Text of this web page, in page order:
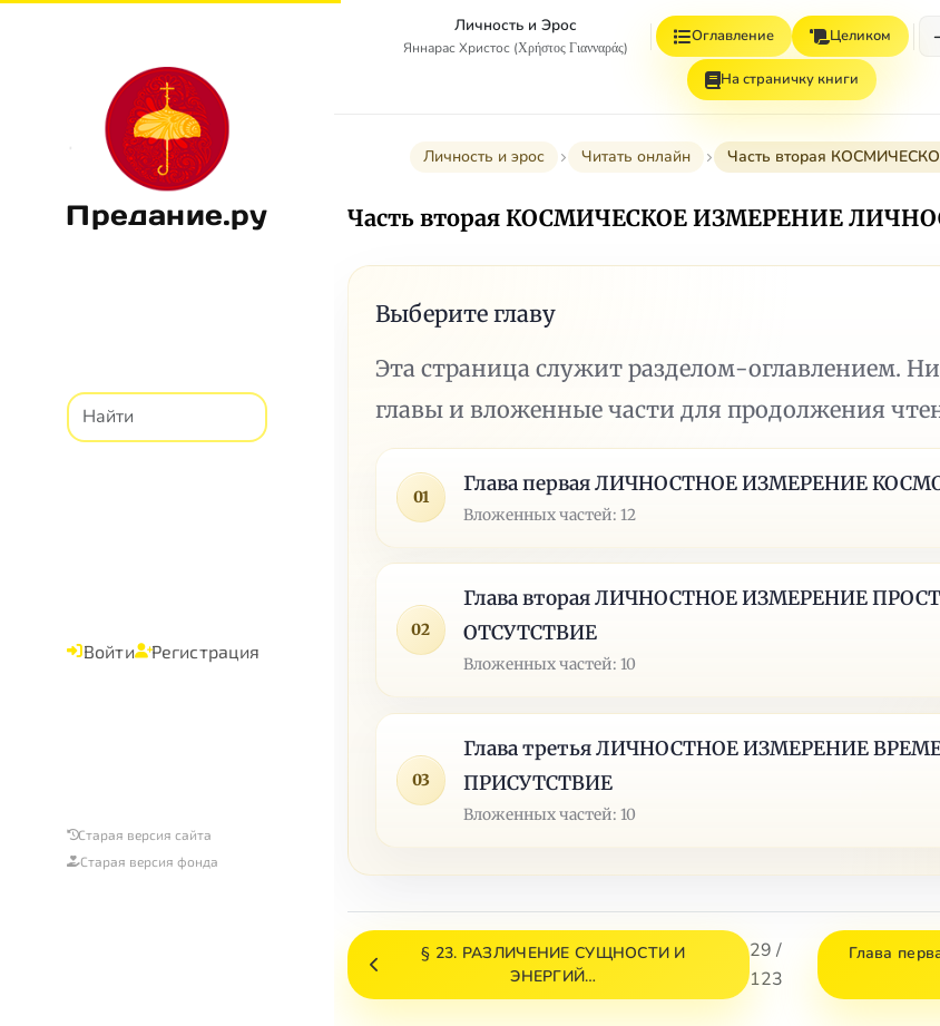
Предание.ру
Войти Регистрация
Старая версия сайта
Старая версия фонда
Личность и Эрос
Яннарас Христос (Χρήστος Γιανναράς)
Оглавление Целиком
На страничку книги
Личность и эрос Читать онлайн Часть вторая
Часть вторая КОСМИЧЕСКОЕ ИЗМЕРЕНИЕ
Выберите главу
Эта страница служит разделом-оглавлением.
главы и вложенные части для продолжения
01
Глава первая ЛИЧНОСТНОЕ ИЗМЕРЕНИЕ
Вложенных частей: 12
02
Глава вторая ЛИЧНОСТНОЕ ИЗМЕРЕНИЕ
ОТСУТСТВИЕ
Вложенных частей: 10
03
Глава третья ЛИЧНОСТНОЕ ИЗМЕРЕНИЕ
ПРИСУТСТВИЕ
Вложенных частей: 10
§ 23. РАЗЛИЧЕНИЕ СУЩНОСТИ И
ЭНЕРГИЙ…
29 /
123
Глава